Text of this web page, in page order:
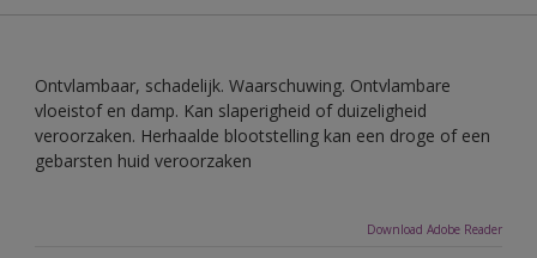
Ontvlambaar, schadelijk. Waarschuwing. Ontvlambare
vloeistof en damp. Kan slaperigheid of duizeligheid
veroorzaken. Herhaalde blootstelling kan een droge of een
gebarsten huid veroorzaken
Download Adobe Reader